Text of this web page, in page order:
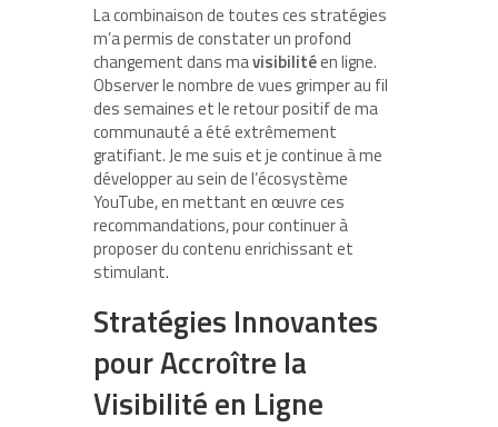
La combinaison de toutes ces stratégies
m’a permis de constater un profond
changement dans mavisibilitéen ligne.
Observer le nombre de vues grimper au fil
des semaines et le retour positif de ma
communauté a été extrêmement
gratifiant. Je me suis et je continue à me
développer au sein de l’écosystème
YouTube, en mettant en œuvre ces
recommandations, pour continuer à
proposer du contenu enrichissant et
stimulant.
Stratégies Innovantes
pour Accroître la
Visibilité en Ligne